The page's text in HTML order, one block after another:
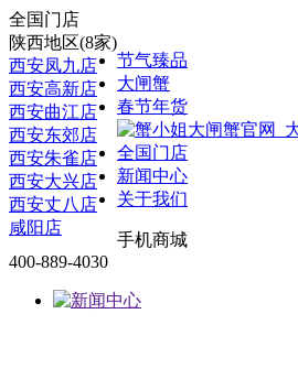
全国门店
陕西地区(8家)
西安凤九店
西安高新店
西安曲江店
西安东郊店
西安朱雀店
西安大兴店
西安丈八店
咸阳店
节气臻品
大闸蟹
春节年货
全国门店
新闻中心
关于我们
手机商城
400-889-4030